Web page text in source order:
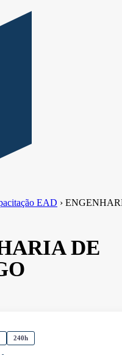
EAD ›
DE
240h